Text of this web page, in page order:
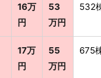
16万
円
53
万円
532
17万
円
55
万円
675